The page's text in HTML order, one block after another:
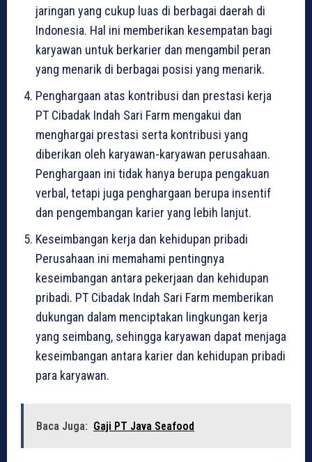
jaringan yang cukup luas di berbagai daerah di
Indonesia. Hal ini memberikan kesempatan bagi
karyawan untuk berkarier dan mengambil peran
yang menarik di berbagai posisi yang menarik.
Penghargaan atas kontribusi dan prestasi kerja
PT Cibadak Indah Sari Farm mengakui dan
menghargai prestasi serta kontribusi yang
diberikan oleh karyawan-karyawan perusahaan.
Penghargaan ini tidak hanya berupa pengakuan
verbal, tetapi juga penghargaan berupa insentif
dan pengembangan karier yang lebih lanjut.
Keseimbangan kerja dan kehidupan pribadi
Perusahaan ini memahami pentingnya
keseimbangan antara pekerjaan dan kehidupan
pribadi. PT Cibadak Indah Sari Farm memberikan
dukungan dalam menciptakan lingkungan kerja
yang seimbang, sehingga karyawan dapat menjaga
keseimbangan antara karier dan kehidupan pribadi
para karyawan.
Baca Juga: Gaji PT Java Seafood